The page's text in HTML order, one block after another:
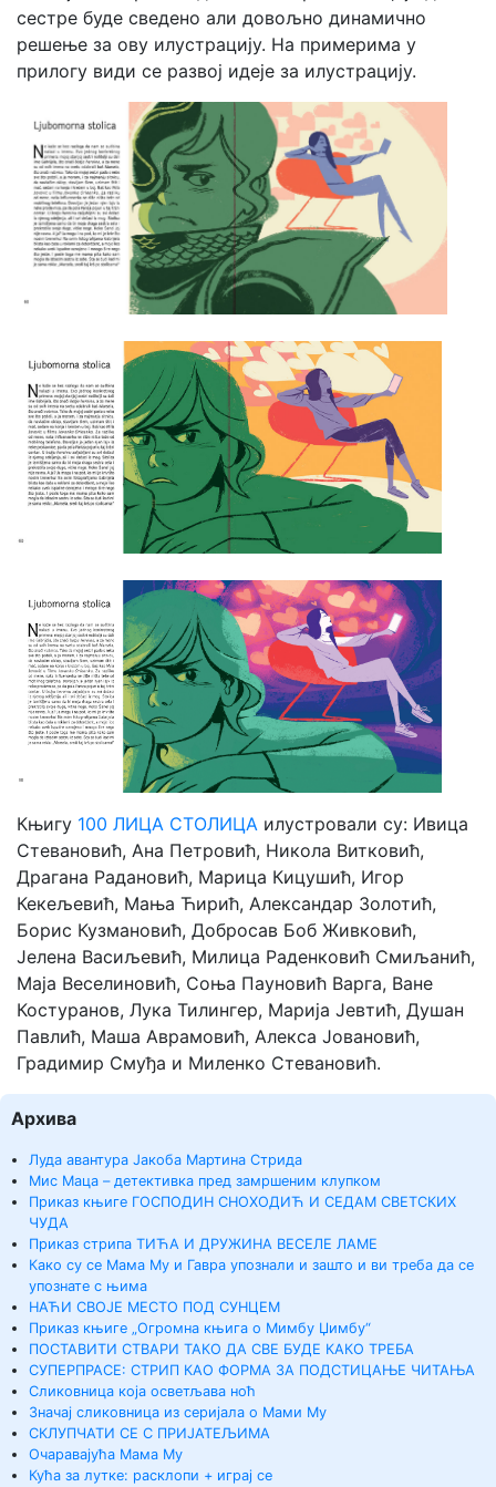
сестре буде сведено али довољно динамично
решење за ову илустрацију. На примерима у
прилогу види се развој идеје за илустрацију.
Књигу 100 ЛИЦА СТОЛИЦА илустровали су: Ивица
Стевановић, Ана Петровић, Никола Витковић,
Драгана Радановић, Марица Кицушић, Игор
Кекељевић, Мања Ћирић, Александар Золотић,
Борис Кузмановић, Добросав Боб Живковић,
Јелена Васиљевић, Милица Раденковић Смиљанић,
Маја Веселиновић, Соња Пауновић Варга, Ване
Костуранов, Лука Тилингер, Марија Јевтић, Душан
Павлић, Маша Аврамовић, Алекса Јовановић,
Градимир Смуђа и Миленко Стевановић.
Архива
Луда авантура Јакоба Мартина Стрида
Мис Маца – детективка пред замршеним клупком
Приказ књиге ГОСПОДИН СНОХОДИЋ И СЕДАМ СВЕТСКИХ
ЧУДА
Приказ стрипа ТИЋА И ДРУЖИНА ВЕСЕЛЕ ЛАМЕ
Како су се Мама Му и Гавра упознали и зашто и ви треба да се
упознате с њима
НАЋИ СВОЈЕ МЕСТО ПОД СУНЦЕМ
Приказ књиге „Огромна књига о Мимбу Џимбу“
ПОСТАВИТИ СТВАРИ ТАКО ДА СВЕ БУДЕ КАКО ТРЕБА
СУПЕРПРАСЕ: СТРИП КАО ФОРМА ЗА ПОДСТИЦАЊЕ ЧИТАЊА
Сликовница која осветљава ноћ
Значај сликовница из серијала о Мами Му
СКЛУПЧАТИ СЕ С ПРИЈАТЕЉИМА
Очаравајућа Мама Му
Кућа за лутке: расклопи + играј се